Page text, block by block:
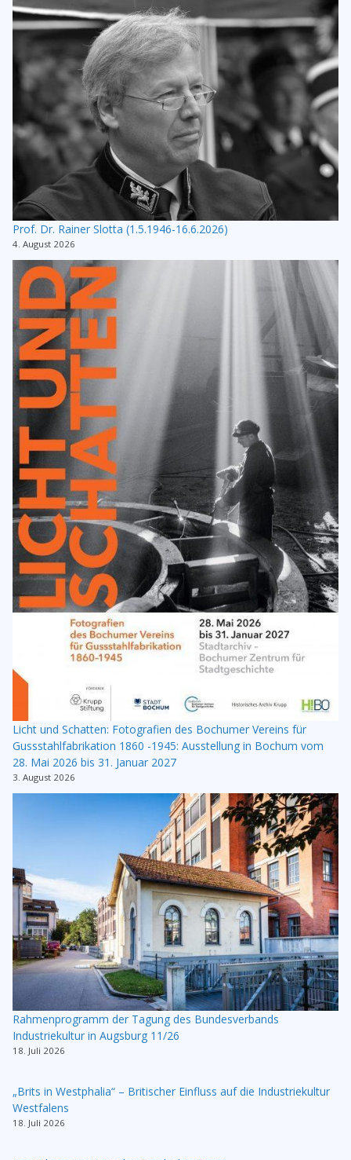
Prof. Dr. Rainer Slotta (1.5.1946-16.6.2026)
4. August 2026
Licht und Schatten: Fotografien des Bochumer Vereins für
Gussstahlfabrikation 1860 -1945: Ausstellung in Bochum vom
28. Mai 2026 bis 31. Januar 2027
3. August 2026
Rahmenprogramm der Tagung des Bundesverbands
Industriekultur in Augsburg 11/26
18. Juli 2026
„Brits in Westphalia“ – Britischer Einfluss auf die Industriekultur
Westfalens
18. Juli 2026